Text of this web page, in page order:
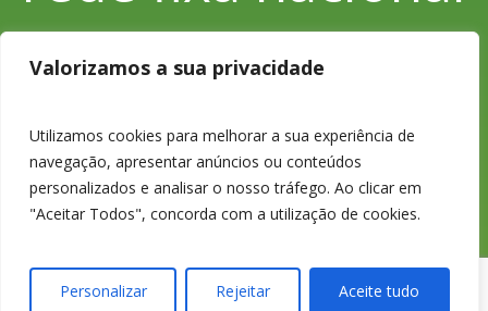
Valorizamos a sua privacidade
Utilizamos cookies para melhorar a sua experiência de
navegação, apresentar anúncios ou conteúdos
personalizados e analisar o nosso tráfego. Ao clicar em
"Aceitar Todos", concorda com a utilização de cookies.
Personalizar Rejeitar Aceite tudo
233 426 925
Chamada para a
rede fixa nacional